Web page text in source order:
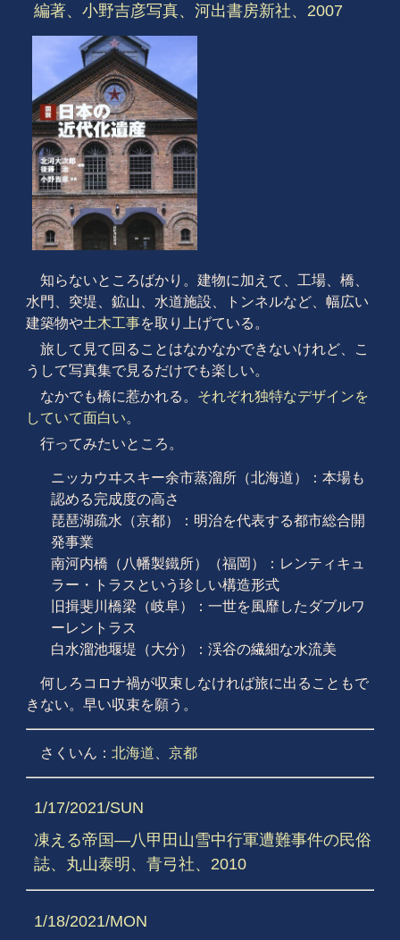
編著、小野吉彦写真、河出書房新社、2007
知らないところばかり。建物に加えて、工場、橋、
水門、突堤、鉱山、水道施設、トンネルなど、幅広い
建築物や土木工事を取り上げている。
旅して見て回ることはなかなかできないけれど、こ
うして写真集で見るだけでも楽しい。
なかでも橋に惹かれる。 それぞれ独特なデザインを
していて面白い。
行ってみたいところ。
ニッカウヰスキー余市蒸溜所（北海道）：本場も
認める完成度の高さ
琵琶湖疏水（京都）：明治を代表する都市総合開
発事業
南河内橋（八幡製鐵所）（福岡）：レンティキュ
ラー・トラスという珍しい構造形式
旧揖斐川橋梁（岐阜）：一世を風靡したダブルワ
ーレントラス
白水溜池堰堤（大分）：渓谷の繊細な水流美
何しろコロナ禍が収束しなければ旅に出ることもで
きない。早い収束を願う。
さくいん： 北海道 京都
1/17/2021/SUN
凍える帝国―八甲田山雪中行軍遭難事件の民俗
誌、丸山泰明、青弓社、2010
1/18/2021/MON